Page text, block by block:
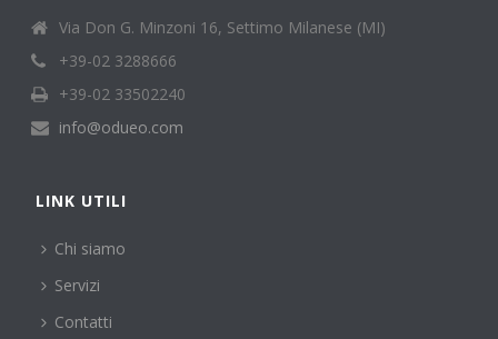
Via Don G. Minzoni 16, Settimo Milanese (MI)
+39-02 3288666
+39-02 33502240
info@odueo.com
LINK UTILI
Chi siamo
Servizi
Contatti